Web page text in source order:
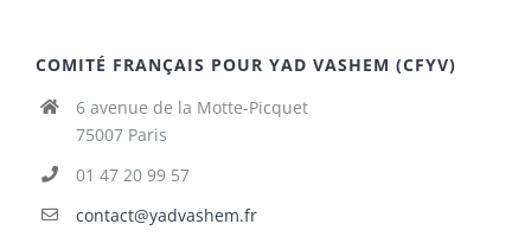
COMITÉ FRANÇAIS POUR YAD VASHEM (CFYV)
6 avenue de la Motte-Picquet
75007 Paris
01 47 20 99 57
contact@yadvashem.fr